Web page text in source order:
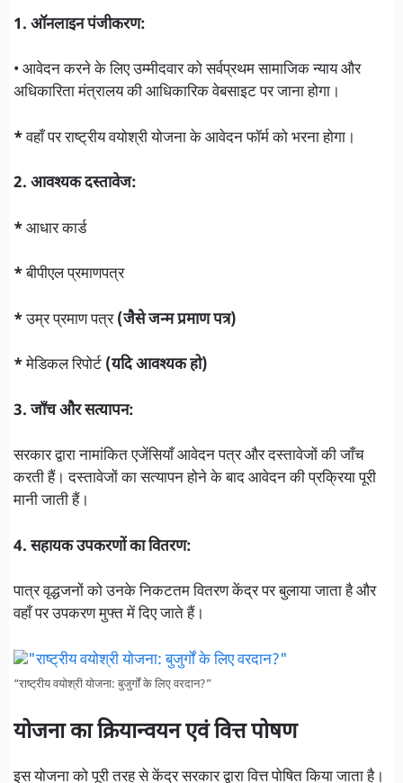
1. ऑनलाइन पंजीकरण:
• आवेदन करने के लिए उम्मीदवार को सर्वप्रथम सामाजिक न्याय और
अधिकारिता मंत्रालय की आधिकारिक वेबसाइट पर जाना होगा।
*वहाँ पर राष्ट्रीय वयोश्री योजना के आवेदन फॉर्म को भरना होगा।
2. आवश्यक दस्तावेज:
*आधार कार्ड
*बीपीएल प्रमाणपत्र
*उम्र प्रमाण पत्र(जैसे जन्म प्रमाण पत्र)
*मेडिकल रिपोर्ट (यदि आवश्यक हो)
3. जाँच और सत्यापन:
सरकार द्वारा नामांकित एजेंसियाँ आवेदन पत्र और दस्तावेजों की जाँच
करती हैं। दस्तावेजों का सत्यापन होने के बाद आवेदन की प्रक्रिया पूरी
मानी जाती हैं।
4. सहायक उपकरणों का वितरण:
पात्र वृद्धजनों को उनके निकटतम वितरण केंद्र पर बुलाया जाता है और
वहाँ पर उपकरण मुफ्त में दिए जाते हैं।
“राष्ट्रीय वयोश्री योजना: बुजुर्गों के लिए वरदान?”
योजना का क्रियान्वयन एवं वित्त पोषण
इस योजना को पूरी तरह से केंद्र सरकार द्वारा वित्त पोषित किया जाता है।